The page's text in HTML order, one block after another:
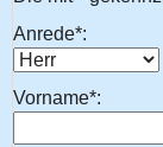
Anrede*:
Vorname*: